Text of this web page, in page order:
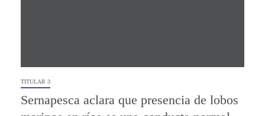
TITULAR 3
Sernapesca aclara que presencia de lobos